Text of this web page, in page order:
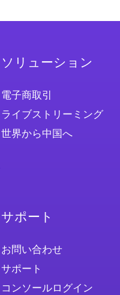
ソリューション
電子商取引
ライブストリーミング
世界から中国へ
サポート
お問い合わせ
サポート
コンソールログイン